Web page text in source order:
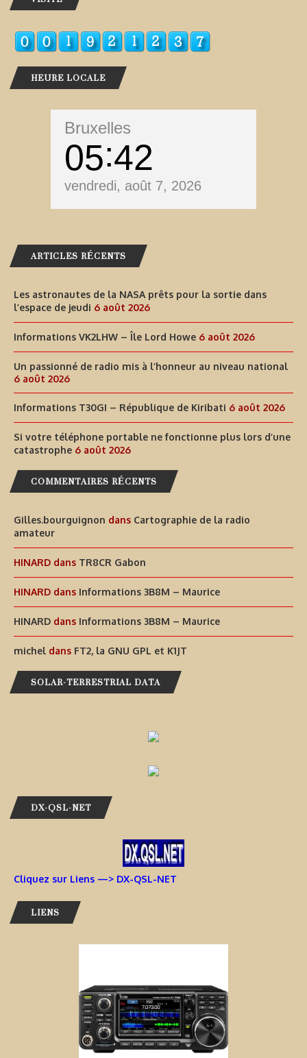
HEURE LOCALE
Bruxelles
05 42
vendredi, août 7, 2026
ARTICLES RÉCENTS
Les astronautes de la NASA prêts pour la sortie dans
l’espace de jeudi 6 août 2026
Informations VK2LHW – Île Lord Howe 6 août 2026
Un passionné de radio mis à l’honneur au niveau national
6 août 2026
Informations T30GI – République de Kiribati 6 août 2026
Si votre téléphone portable ne fonctionne plus lors d’une
catastrophe 6 août 2026
COMMENTAIRES RÉCENTS
Gilles.bourguignon dans Cartographie de la radio
amateur
HINARD dans TR8CR Gabon
HINARD dans Informations 3B8M – Maurice
HINARD dans Informations 3B8M – Maurice
michel dans FT2, la GNU GPL et K1JT
SOLAR-TERRESTRIAL DATA
DX-QSL-NET
Cliquez sur Liens —> DX-QSL-NET
LIENS